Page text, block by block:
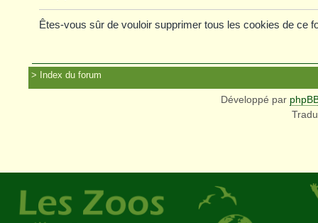
Êtes-vous sûr de vouloir supprimer tous les cookies de ce
Index du forum
Développé par